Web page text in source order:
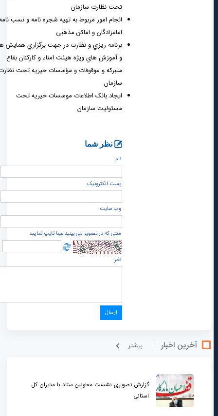
تحت نظارت سازمان
انجام امور مربوط به تهیه شجره نامه و نسب نامه
امامزادگان و اماکن مذهبی
برنامه ریزي و نظارت در جهت برگزاري همایش ها
و آموزش هاي ویژه هیئت امناء و کارکنان بقاع
متبرکه و موقوفات و مؤسسات خیریه تحت نظارت
سازمان
ایجاد بانک اطلاعات موسسات خیریه تحت
مسئولیت سازمان
نظر شما
نام
پست الكترونيک
وب سایت
متنی که در تصویر می بینید عینا تایپ نمایید
نظر
آخرین اخبار بيشتر
گزارش تصویری نشست معاونین ستاد با مدیران کل
استانی